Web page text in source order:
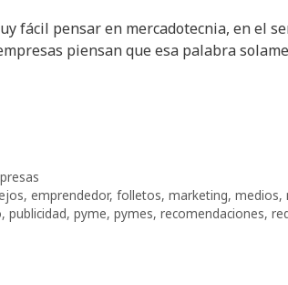
fácil pensar en mercadotecnia, en el
piensan que esa palabra
, emprendedor, folletos, marketing, medios,
, publicidad, pyme, pymes, recomendaciones,